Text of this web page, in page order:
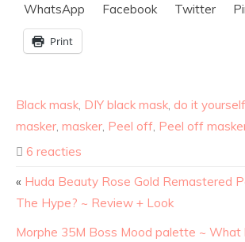
WhatsApp Facebook Twitter
Print
Black mask, DIY black mask, do it yourself
masker, masker, Peel off, Peel off
6 reacties
« Huda Beauty Rose Gold Remastered
The Hype? ~ Review + Look
Morphe 35M Boss Mood palette ~ What